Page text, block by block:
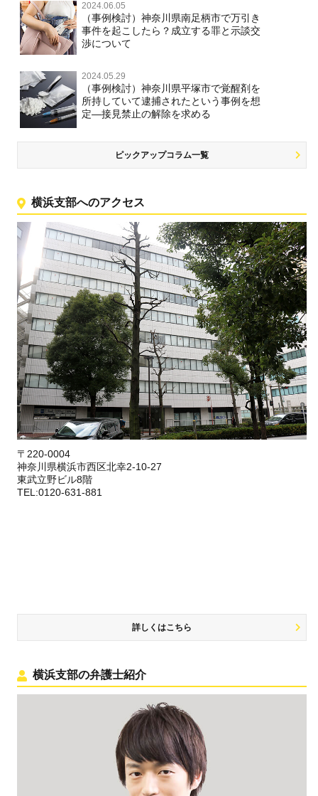
2024.06.05
（事例検討）神奈川県南足柄市で万引き
事件を起こしたら？成立する罪と示談交
渉について
2024.05.29
（事例検討）神奈川県平塚市で覚醒剤を
所持していて逮捕されたという事例を想
定―接見禁止の解除を求める
ピックアップコラム一覧
横浜支部へのアクセス
〒220-0004
神奈川県横浜市西区北幸2-10-27
東武立野ビル8階
TEL:0120-631-881
詳しくはこちら
横浜支部の弁護士紹介